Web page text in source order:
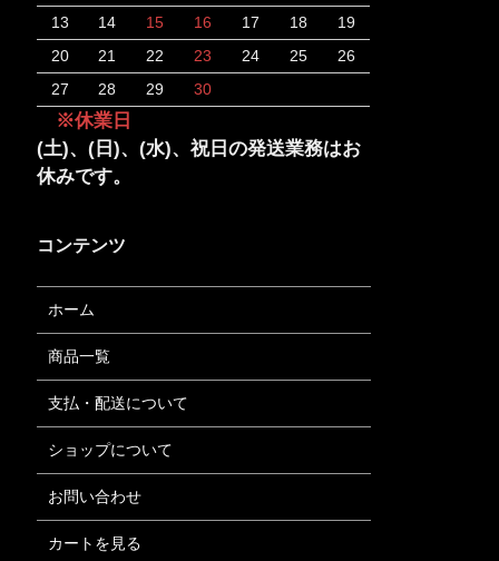
13
14 15 16 17 18
19
20
21 22 23 24 25
26
27
28 29 30
※休業日
(土)、(日)、(水)、祝日の発送業務はお
休みです。
コンテンツ
ホーム
商品一覧
支払・配送について
ショップについて
お問い合わせ
カートを見る